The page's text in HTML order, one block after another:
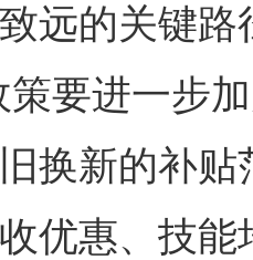
远的关键
要进一步加
换新的补
优惠、技